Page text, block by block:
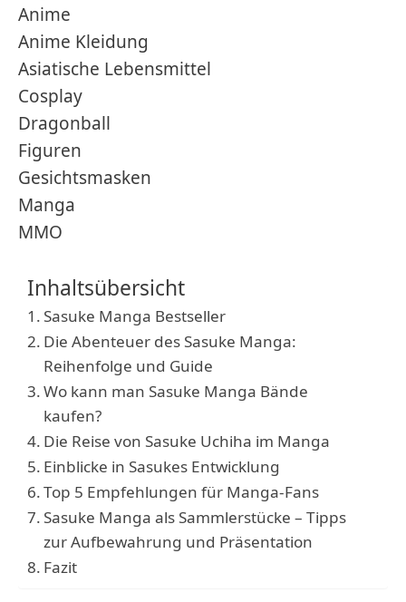
Anime
Anime Kleidung
Asiatische Lebensmittel
Cosplay
Dragonball
Figuren
Gesichtsmasken
Manga
MMO
Inhaltsübersicht
Sasuke Manga Bestseller
Die Abenteuer des Sasuke Manga:
Reihenfolge und Guide
Wo kann man Sasuke Manga Bände
kaufen?
Die Reise von Sasuke Uchiha im Manga
Einblicke in Sasukes Entwicklung
Top 5 Empfehlungen für Manga-Fans
Sasuke Manga als Sammlerstücke – Tipps
zur Aufbewahrung und Präsentation
Fazit